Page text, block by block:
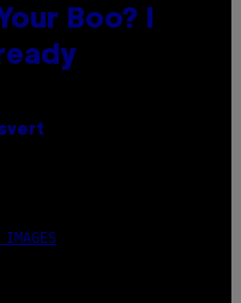
Boo? I